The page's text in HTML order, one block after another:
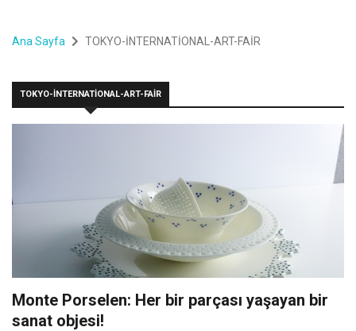
Ana Sayfa TOKYO-İNTERNATİONAL-ART-FAİR
TOKYO-İNTERNATİONAL-ART-FAİR
Monte Porselen: Her bir parçası yaşayan bir
sanat objesi!